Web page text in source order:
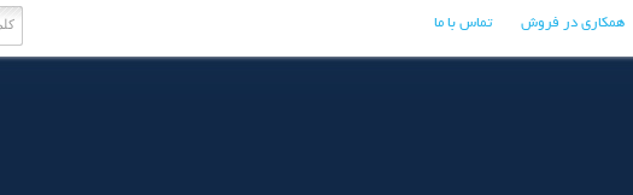
همکاری در فروش تماس با ما